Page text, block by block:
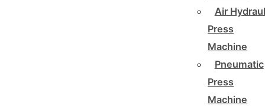
Air
Press
Machine
Pneumatic
Press
Machine